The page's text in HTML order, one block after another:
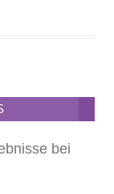
bei